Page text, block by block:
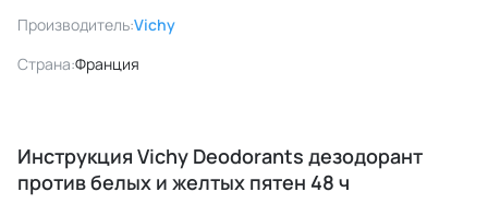
Производитель:Vichy
Страна:Франция
Инструкция Vichy Deodorants дезодорант
против белых и желтых пятен 48 ч